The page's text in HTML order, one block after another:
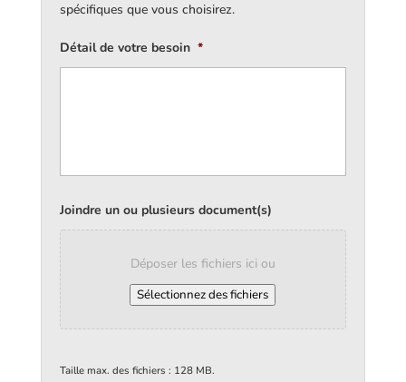
spécifiques que vous choisirez.
Détail de votre besoin *
Joindre un ou plusieurs document(s)
Déposer les fichiers ici ou
Sélectionnez des fichiers
Taille max. des fichiers : 128 MB.